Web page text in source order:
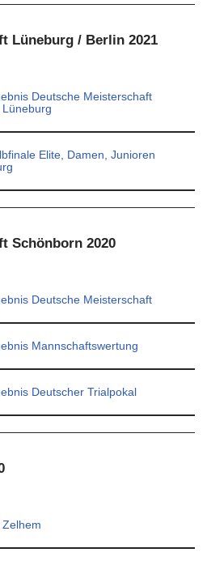
Lüneburg / Berlin 2021
Deutsche Meisterschaft
Lüneburg
Elite, Damen, Junioren
Schönborn 2020
Deutsche Meisterschaft
Mannschaftswertung
Deutscher Trialpokal